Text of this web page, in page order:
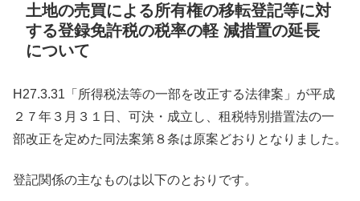
土地の売買による所有権の移転登記等に対
する登録免許税の税率の軽 減措置の延長
について
H27.3.31「所得税法等の一部を改正する法律案」が平成
２７年３月３１日、可決・成立し、租税特別措置法の一
部改正を定めた同法案第８条は原案どおりとなりました。
登記関係の主なものは以下のとおりです。